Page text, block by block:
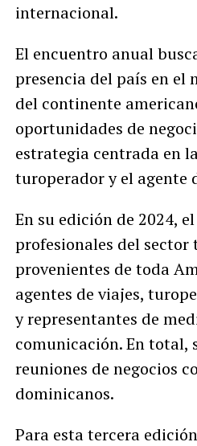
internacional.
El encuentro anual
presencia del país en el
del continente
oportunidades de
estrategia centrada en
turoperador y el agente
En su edición de 2024,
profesionales del
provenientes de toda
agentes de viajes,
y representantes de
comunicación. En total,
reuniones de negocios
dominicanos.
Para esta tercera